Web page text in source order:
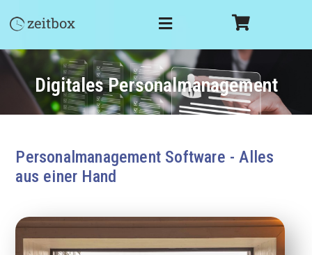
Digitales Personalmanagement
Personalmanagement Software - Alles
aus einer Hand